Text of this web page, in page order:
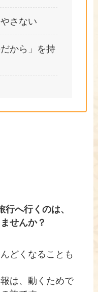
さない
から」を持
へ行くのは、
せんか？
どくなることも
は、動くためで